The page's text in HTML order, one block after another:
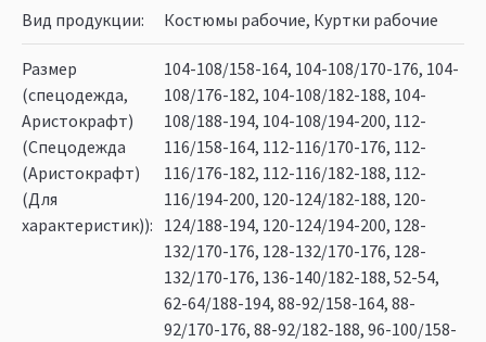
Вид продукции
Костюмы рабочие, Куртки рабочие
Размер
(спецодежда,
Аристокрафт)
(Спецодежда
(Аристокрафт)
(Для
характеристик))
104-108/158-164, 104-108/170-176, 104-
108/176-182, 104-108/182-188, 104-
108/188-194, 104-108/194-200, 112-
116/158-164, 112-116/170-176, 112-
116/176-182, 112-116/182-188, 112-
116/194-200, 120-124/182-188, 120-
124/188-194, 120-124/194-200, 128-
132/170-176, 128-132/170-176, 128-
132/170-176, 136-140/182-188, 52-54,
62-64/188-194, 88-92/158-164, 88-
92/170-176, 88-92/182-188, 96-100/158-